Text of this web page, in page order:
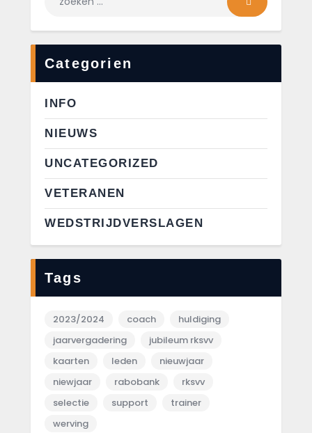
Categorien
INFO
NIEUWS
UNCATEGORIZED
VETERANEN
WEDSTRIJDVERSLAGEN
Tags
2023/2024 coach
huldiging
jaarvergadering
jubileum rksvv
kaarten
leden
nieuwjaar
niewjaar
rabobank
rksvv
selectie
support
trainer
werving